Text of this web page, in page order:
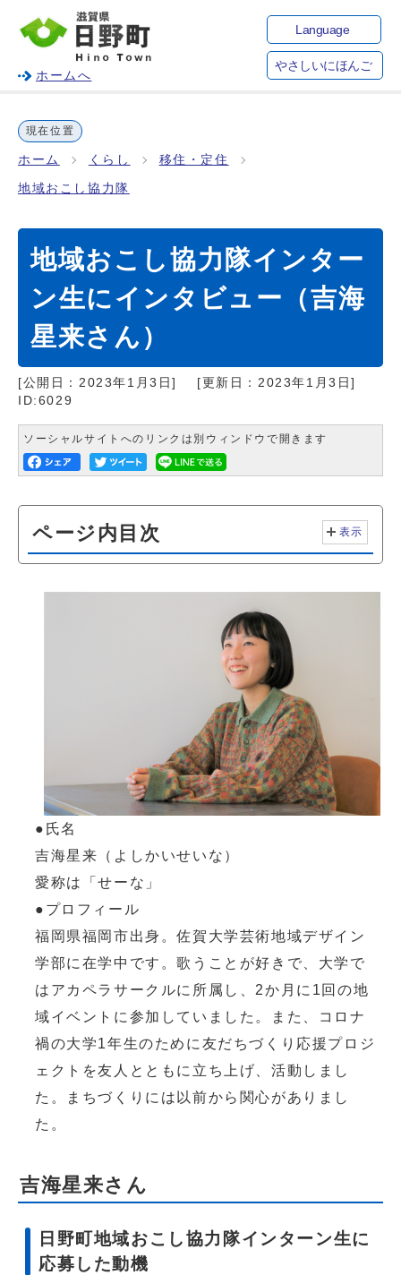
ホームへ
Language
やさしいにほんご
現在位置
ホーム くらし 移住・定住
地域おこし協力隊
地域おこし協力隊インター
ン生にインタビュー（吉海
星来さん）
[公開日： 2023年1月3日] [更新日： 2023年1月3日]
ID:6029
ソーシャルサイトへのリンクは別ウィンドウで開きます
ページ内目次 表示
●氏名
吉海星来（よしかいせいな）
愛称は「せーな」
●プロフィール
福岡県福岡市出身。佐賀大学芸術地域デザイン
学部に在学中です。歌うことが好きで、大学で
はアカペラサークルに所属し、2か月に1回の地
域イベントに参加していました。また、コロナ
禍の大学1年生のために友だちづくり応援プロジ
ェクトを友人とともに立ち上げ、活動しまし
た。まちづくりには以前から関心がありまし
た。
吉海星来さん
日野町地域おこし協力隊インターン生に
応募した動機